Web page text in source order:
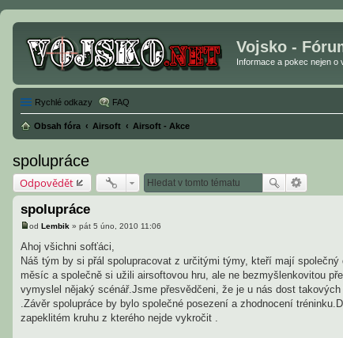
Vojsko -
Informace a pokec nejen o
Rychlé odkazy FAQ
Obsah fóra Airsoft Airsoft - Akce
spolupráce
Odpovědět
spolupráce
s
p
ě
v
e
k
od Lembik » pát 5 úno, 2010 11:06
Ahoj všichni sofťáci,
Náš tým by si přál spolupracovat z určitými týmy, kteří mají
měsíc a společně si užili airsoftovou hru, ale ne bezmyšlenkovitou
vymyslel nějaký scénář.Jsme přesvědčeni, že je u nás dost
.Závěr spolupráce by bylo společné posezení a zhodnocení
zapeklitém kruhu z kterého nejde vykročit .